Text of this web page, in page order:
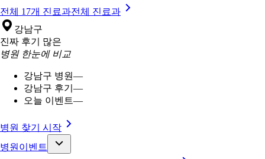
전체 17개 진료과전체 진료과
강남구
진짜 후기 많은
병원 한눈에 비교
강남구 병원—
강남구 후기 —
오늘 이벤트—
병원 찾기 시작
병원이벤트